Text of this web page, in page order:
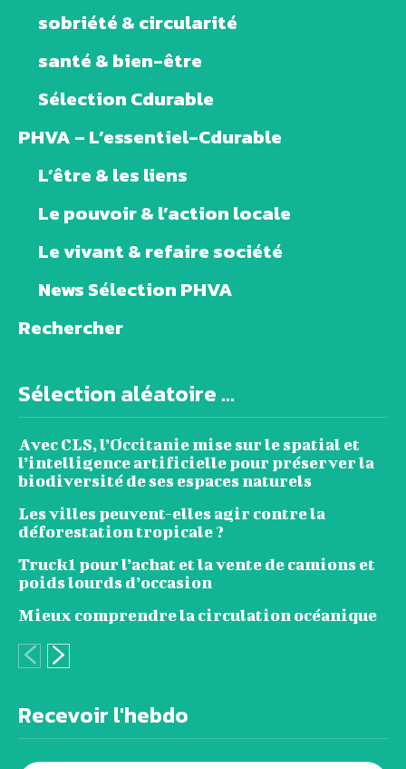
sobriété & circularité
santé & bien-être
Sélection Cdurable
PHVA – L’essentiel-Cdurable
L’être & les liens
Le pouvoir & l’action locale
Le vivant & refaire société
News Sélection PHVA
Rechercher
Sélection aléatoire ...
Avec CLS, l’Occitanie mise sur le spatial et
l’intelligence artificielle pour préserver la
biodiversité de ses espaces naturels
Les villes peuvent-elles agir contre la
déforestation tropicale ?
Truck1 pour l’achat et la vente de camions et
poids lourds d’occasion
Mieux comprendre la circulation océanique
Recevoir l'hebdo